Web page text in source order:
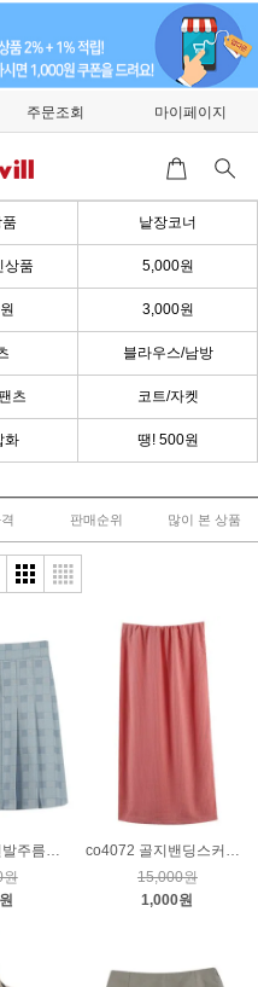
주문조회 마이페이지
낱장코너
상품 5,000원
3,000원
블라우스/남방
츠 코트/자켓
화 땡! 500원
판매순위 많이 본 상품
co4074 체크언발주름밴딩스커트_블루
원
co4072 골지밴딩스커트_핑크
15,000원
1,000원